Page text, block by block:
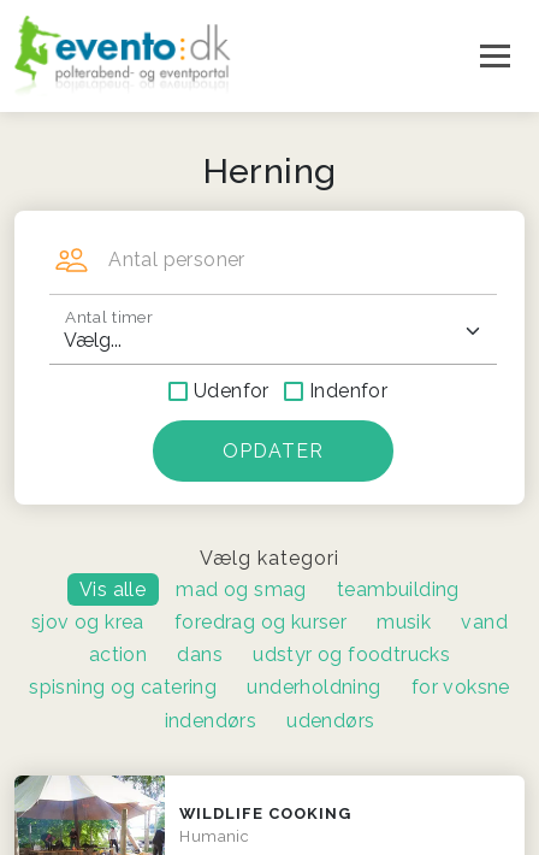
Herning
Antal personer
Antal timer
Udenfor Indenfor
Vælg kategori
Vis alle
mad og smag
teambuilding
sjov og krea
foredrag og kurser musik
vand
action
dans
udstyr og foodtrucks
spisning og catering
underholdning
for voksne
indendørs
udendørs
WILDLIFE COOKING
Humanic